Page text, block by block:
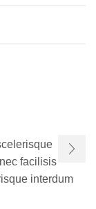
facilisis
interdum